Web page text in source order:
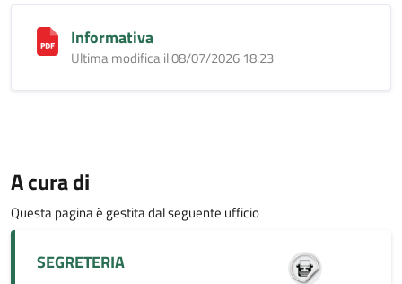
Informativa
Ultima modifica il 08/07/2026 18:23
A cura di
Questa pagina è gestita dal seguente ufficio
SEGRETERIA